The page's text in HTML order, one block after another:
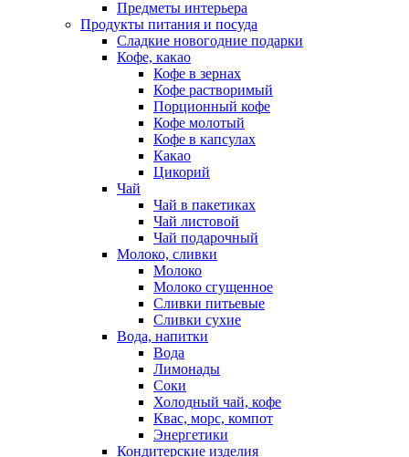
Предметы интерьера
Продукты питания и посуда
Сладкие новогодние подарки
Кофе, какао
Кофе в зернах
Кофе растворимый
Порционный кофе
Кофе молотый
Кофе в капсулах
Какао
Цикорий
Чай
Чай в пакетиках
Чай листовой
Чай подарочный
Молоко, сливки
Молоко
Молоко сгущенное
Сливки питьевые
Сливки сухие
Вода, напитки
Вода
Лимонады
Соки
Холодный чай, кофе
Квас, морс, компот
Энергетики
Кондитерские изделия